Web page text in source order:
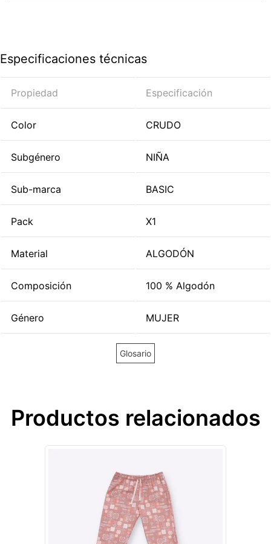
Especificaciones técnicas
Propiedad Especificación
Color CRUDO
Subgénero NIÑA
Sub-marca BASIC
Pack X1
Material ALGODÓN
Composición 100 % Algodón
Género MUJER
Glosario
Productos relacionados